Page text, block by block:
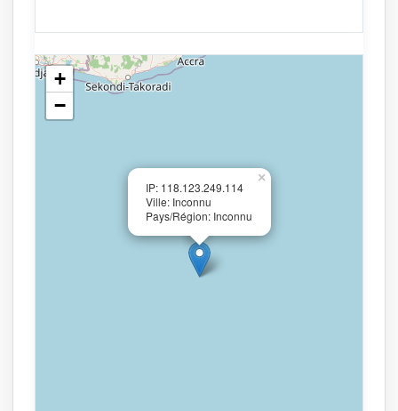
IP: 118.123.249.114
Ville: Inconnu
Pays/Région: Inconnu
×
+
−